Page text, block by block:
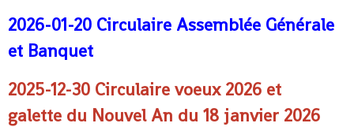
2026-01-20 Circulaire Assemblée Générale
et Banquet
2025-12-30 Circulaire voeux 2026 et
galette du Nouvel An du 18 janvier 2026